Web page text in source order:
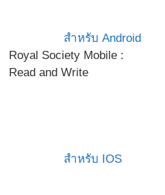
สำหรับ Android
Royal Society Mobile :
Read and Write
สำหรับ IOS